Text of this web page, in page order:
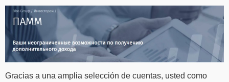
Gracias a una amplia selección de cuentas, usted como